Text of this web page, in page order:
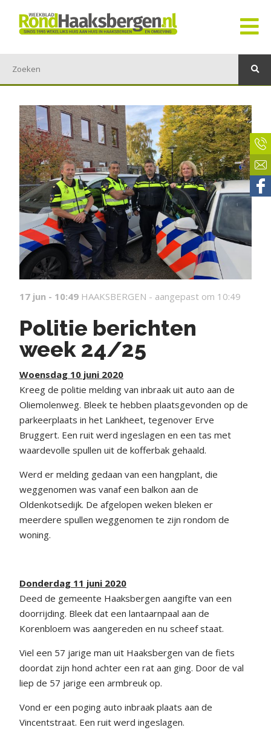
17 jun - 10:49 HAAKSBERGEN - aangepast om 10:49
Politie berichten
week 24/25
Woensdag 10 juni 2020
Kreeg de politie melding van inbraak uit auto aan de
Oliemolenweg. Bleek te hebben plaatsgevonden op de
parkeerplaats in het Lankheet, tegenover Erve
Bruggert. Een ruit werd ingeslagen en een tas met
waardevolle spullen uit de kofferbak gehaald.
Werd er melding gedaan van een hangplant, die
weggenomen was vanaf een balkon aan de
Oldenkotsedijk. De afgelopen weken bleken er
meerdere spullen weggenomen te zijn rondom de
woning.
Donderdag 11 juni 2020
Deed de gemeente Haaksbergen aangifte van een
doorrijding. Bleek dat een lantaarnpaal aan de
Korenbloem was aangereden en nu scheef staat.
Viel een 57 jarige man uit Haaksbergen van de fiets
doordat zijn hond achter een rat aan ging. Door de val
liep de 57 jarige een armbreuk op.
Vond er een poging auto inbraak plaats aan de
Vincentstraat. Een ruit werd ingeslagen.